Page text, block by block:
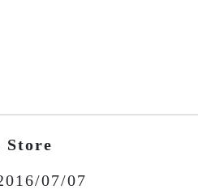
Store
07/07